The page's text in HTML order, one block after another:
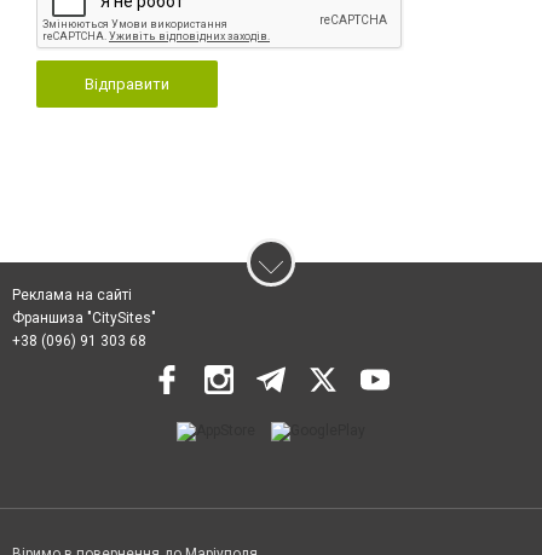
Відправити
Реклама на сайті
Франшиза "CitySites"
+38 (096) 91 303 68